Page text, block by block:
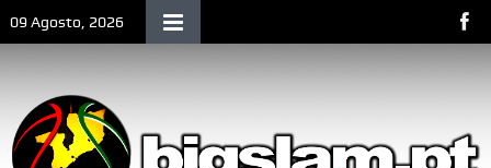
09 Agosto, 2026